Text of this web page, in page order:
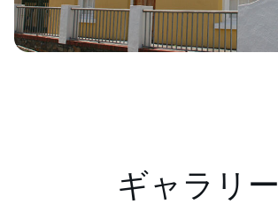
ギャラリー